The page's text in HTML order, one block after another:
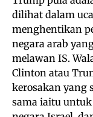
dilihat dalam
menghentikan
negara arab
melawan IS.
Clinton atau
kerosakan yang
sama iaitu